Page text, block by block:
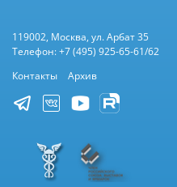
119002, Москва, ул. Арбат 35
Телефон: +7 (495) 925-65-61/62
Контакты
Архив